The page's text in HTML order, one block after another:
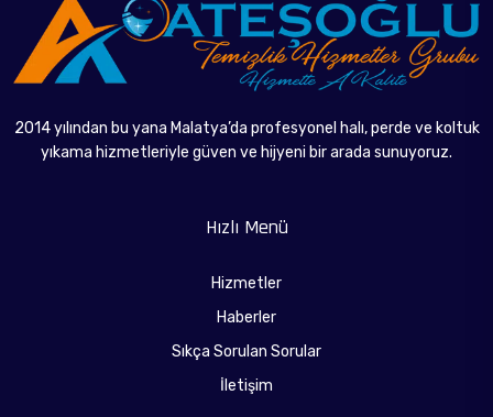
2014 yılından bu yana Malatya’da profesyonel halı, perde ve koltuk
yıkama hizmetleriyle güven ve hijyeni bir arada sunuyoruz.
Hızlı Menü
Hizmetler
Haberler
Sıkça Sorulan Sorular
İletişim